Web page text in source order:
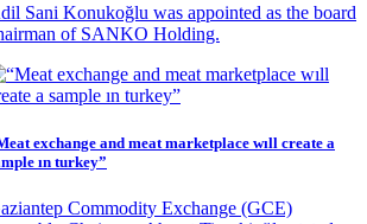
Sani Konukoğlu was appointed as the board
of SANKO Holding.
exchange and meat marketplace wıll create a
ın turkey”
Commodity Exchange (GCE)